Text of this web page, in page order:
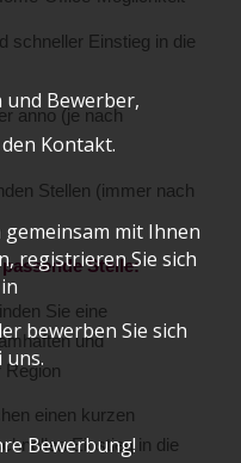
schneller Einstieg in die
anno (je nach
Stellen (immer nach
Stelle:
Sie eine
und
Region
einen kurzen
Einstieg in die
Bewerber,
Kontakt.
mit Ihnen
registrieren Sie sich
bewerben Sie sich
Bewerbung!